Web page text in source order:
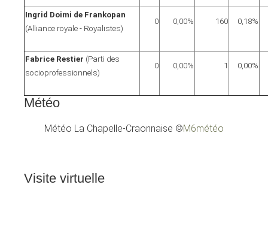
Ingrid Doimi de Frankopan
(Alliance royale - Royalistes)
0 0,00% 160 0,18%
Fabrice Restier (Parti des
socioprofessionnels)
0 0,00% 1 0,00%
Météo
Météo La Chapelle-Craonnaise ©M6météo
Visite virtuelle